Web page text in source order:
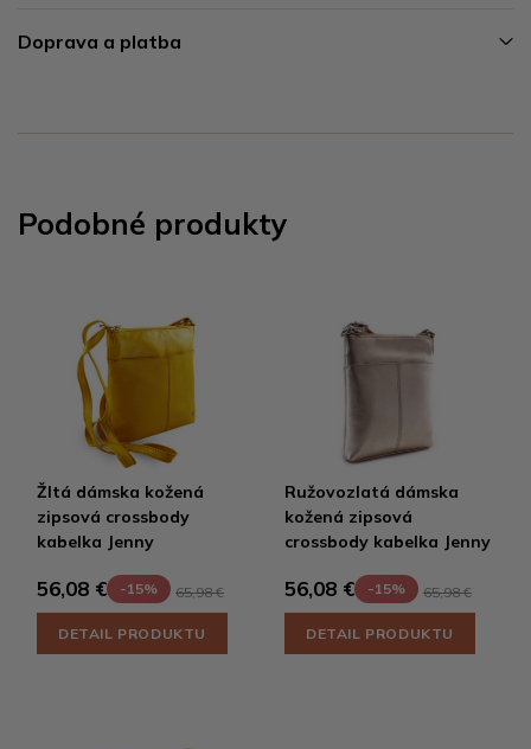
Doprava a platba
Podobné produkty
Žltá dámska kožená
zipsová crossbody
kabelka Jenny
56,08 € -15% 65,98 €
DETAIL PRODUKTU
Ružovozlatá dámska
kožená zipsová
crossbody kabelka Jenny
56,08 € -15% 65,98 €
DETAIL PRODUKTU